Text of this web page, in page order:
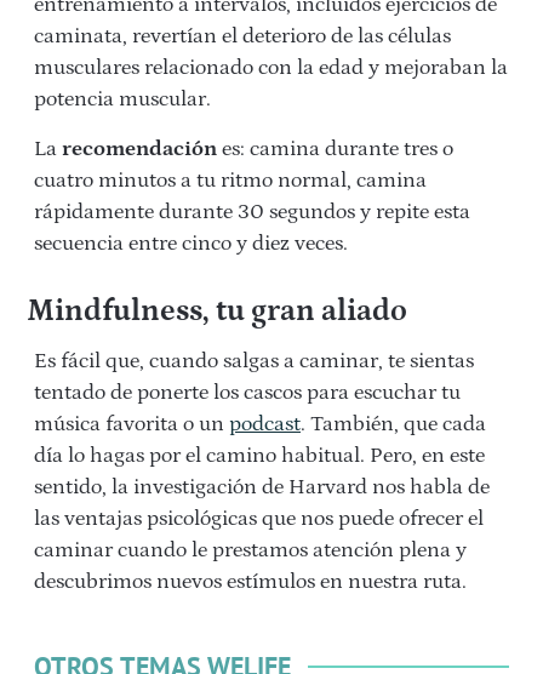
caminata, revertían el deterioro de las células
musculares relacionado con la edad y mejoraban la
potencia muscular.
La recomendación es: camina durante tres o
cuatro minutos a tu ritmo normal, camina
rápidamente durante 30 segundos y repite esta
secuencia entre cinco y diez veces.
Mindfulness, tu gran aliado
Es fácil que, cuando salgas a caminar, te sientas
tentado de ponerte los cascos para escuchar tu
música favorita o un podcast. También, que cada
día lo hagas por el camino habitual. Pero, en este
sentido, la investigación de Harvard nos habla de
las ventajas psicológicas que nos puede ofrecer el
caminar cuando le prestamos atención plena y
descubrimos nuevos estímulos en nuestra ruta.
OTROS TEMAS WELIFE